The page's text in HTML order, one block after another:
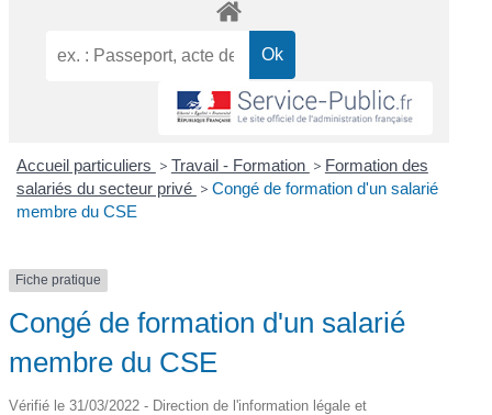
Accueil particuliers > Travail - Formation > Formation des
salariés du secteur privé > Congé de formation d'un salarié
membre du CSE
Fiche pratique
Congé de formation d'un salarié
membre du CSE
Vérifié le 31/03/2022 - Direction de l'information légale et